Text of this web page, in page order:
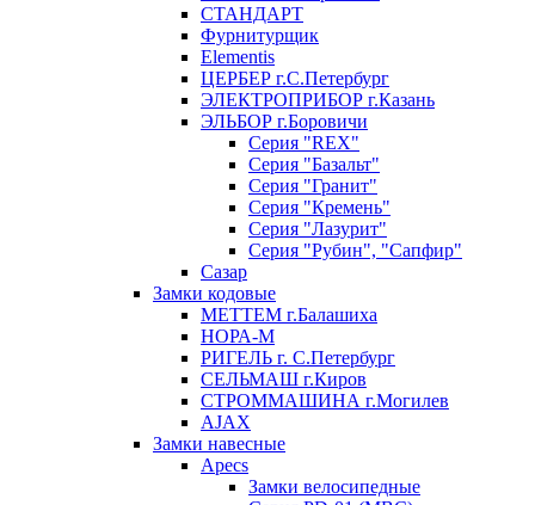
СТАНДАРТ
Фурнитурщик
Elementis
ЦЕРБЕР г.С.Петербург
ЭЛЕКТРОПРИБОР г.Казань
ЭЛЬБОР г.Боровичи
Серия "REX"
Серия "Базальт"
Серия "Гранит"
Серия "Кремень"
Серия "Лазурит"
Серия "Рубин", "Сапфир"
Сазар
Замки кодовые
МЕТТЕМ г.Балашиха
НОРА-М
РИГЕЛЬ г. С.Петербург
СЕЛЬМАШ г.Киров
СТРОММАШИНА г.Могилев
AJAX
Замки навесные
Apecs
Замки велосипедные